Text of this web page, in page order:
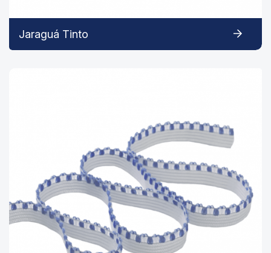
Jaraguá Tinto